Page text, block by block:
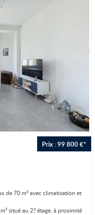
Prix : 99 800 €*
de 70 m² avec climatisation et
situé au 2? étage, à proximité